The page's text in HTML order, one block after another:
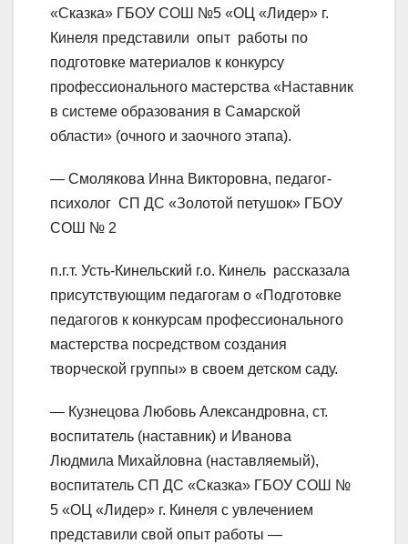
«Сказка» ГБОУ СОШ №5 «ОЦ «Лидер» г.
Кинеля представили опыт работы по
подготовке материалов к конкурсу
профессионального мастерства «Наставник
в системе образования в Самарской
области» (очного и заочного этапа).
— Смолякова Инна Викторовна, педагог-
психолог СП ДС «Золотой петушок» ГБОУ
СОШ № 2
п.г.т. Усть-Кинельский г.о. Кинель рассказала
присутствующим педагогам о «Подготовке
педагогов к конкурсам профессионального
мастерства посредством создания
творческой группы» в своем детском саду.
— Кузнецова Любовь Александровна, ст.
воспитатель (наставник) и Иванова
Людмила Михайловна (наставляемый),
воспитатель СП ДС «Сказка» ГБОУ СОШ №
5 «ОЦ «Лидер» г. Кинеля с увлечением
представили свой опыт работы —